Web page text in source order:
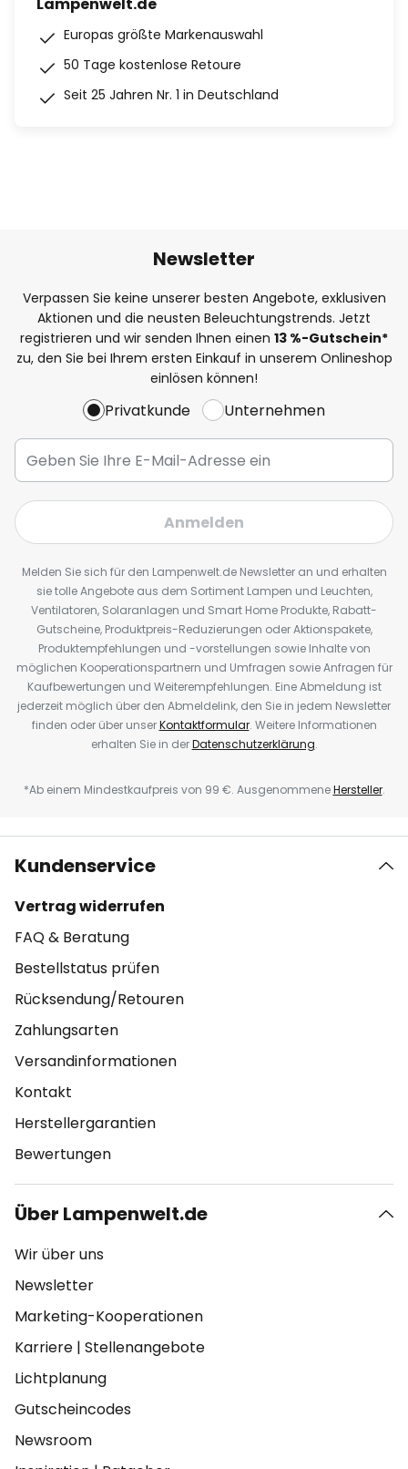
Europas größte Markenauswahl
50 Tage kostenlose Retoure
Seit 25 Jahren Nr. 1 in Deutschland
Newsletter
Verpassen Sie keine unserer besten Angebote, exklusiven
Aktionen und die neusten Beleuchtungstrends. Jetzt
registrieren und wir senden Ihnen einen 13 %-Gutschein*
zu, den Sie bei Ihrem ersten Einkauf in unserem Onlineshop
einlösen können!
Privatkunde Unternehmen
Anmelden
Melden Sie sich für den Lampenwelt.de Newsletter an und erhalten
sie tolle Angebote aus dem Sortiment Lampen und Leuchten,
Ventilatoren, Solaranlagen und Smart Home Produkte, Rabatt-
Gutscheine, Produktpreis-Reduzierungen oder Aktionspakete,
Produktempfehlungen und -vorstellungen sowie Inhalte von
möglichen Kooperationspartnern und Umfragen sowie Anfragen für
Kaufbewertungen und Weiterempfehlungen. Eine Abmeldung ist
jederzeit möglich über den Abmeldelink, den Sie in jedem Newsletter
finden oder über unserKontaktformular. Weitere Informationen
erhalten Sie in derDatenschutzerklärung.
*Ab einem Mindestkaufpreis von 99 €. AusgenommeneHersteller.
Kundenservice
Vertrag widerrufen
FAQ & Beratung
Bestellstatus prüfen
Rücksendung/Retouren
Zahlungsarten
Versandinformationen
Kontakt
Herstellergarantien
Bewertungen
Über Lampenwelt.de
Wir über uns
Newsletter
Marketing-Kooperationen
Karriere | Stellenangebote
Lichtplanung
Gutscheincodes
Newsroom